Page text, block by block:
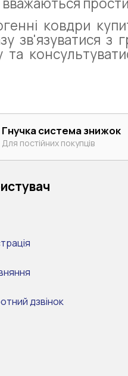
ковдри
зв'язуватися
та
Гнучка система знижок
Для постійних покупців
дзвінок